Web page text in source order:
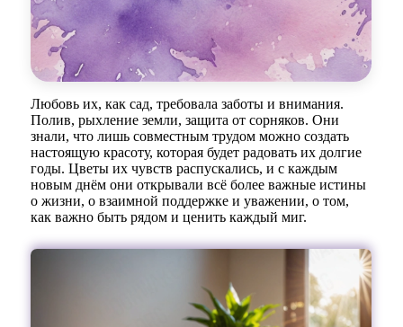
Любовь их, как сад, требовала заботы и внимания.
Полив, рыхление земли, защита от сорняков. Они
знали, что лишь совместным трудом можно создать
настоящую красоту, которая будет радовать их долгие
годы. Цветы их чувств распускались, и с каждым
новым днём они открывали всё более важные истины
о жизни, о взаимной поддержке и уважении, о том,
как важно быть рядом и ценить каждый миг.